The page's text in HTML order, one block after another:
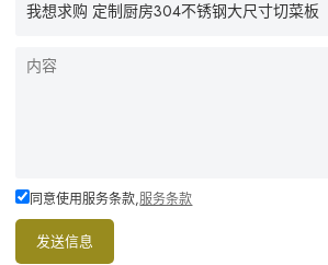
同意使用服务条款,服务条款
发送信息